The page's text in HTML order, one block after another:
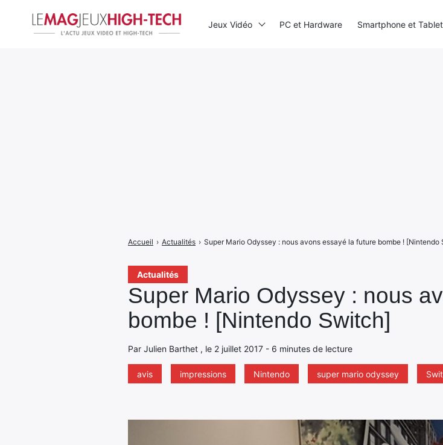
Actualités
Super Mario Odyssey : nous
bombe ! [Nintendo Switch]
Par Julien Barthet , le 2 juillet 2017 - 6 minutes de lecture
avis impressions Nintendo super mario odyssey
Accueil › Actualités › Super Mario Odyssey : nous avons essayé la future bombe ! [Nintendo
Jeux Vidéo PC et Hardware Smartphone et